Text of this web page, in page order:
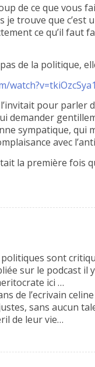
de ce que vous
je trouve que
ce qu’il faut
de la politique,
pour parler
demander
sympatique, qui
avec
la première
sont
sur le podcast il
ici …
de l’ecrivain
sans aucun
de leur vie…